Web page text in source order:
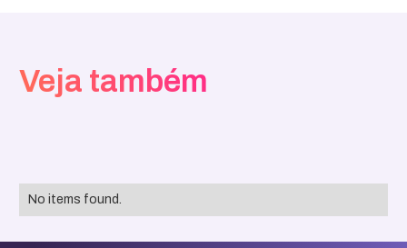
Veja também
No items found.